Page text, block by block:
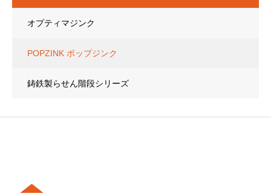
オプティマジンク
POPZINK ポップジンク
鋳鉄製らせん階段シリーズ